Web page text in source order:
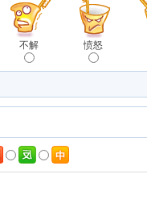
不解 愤怒